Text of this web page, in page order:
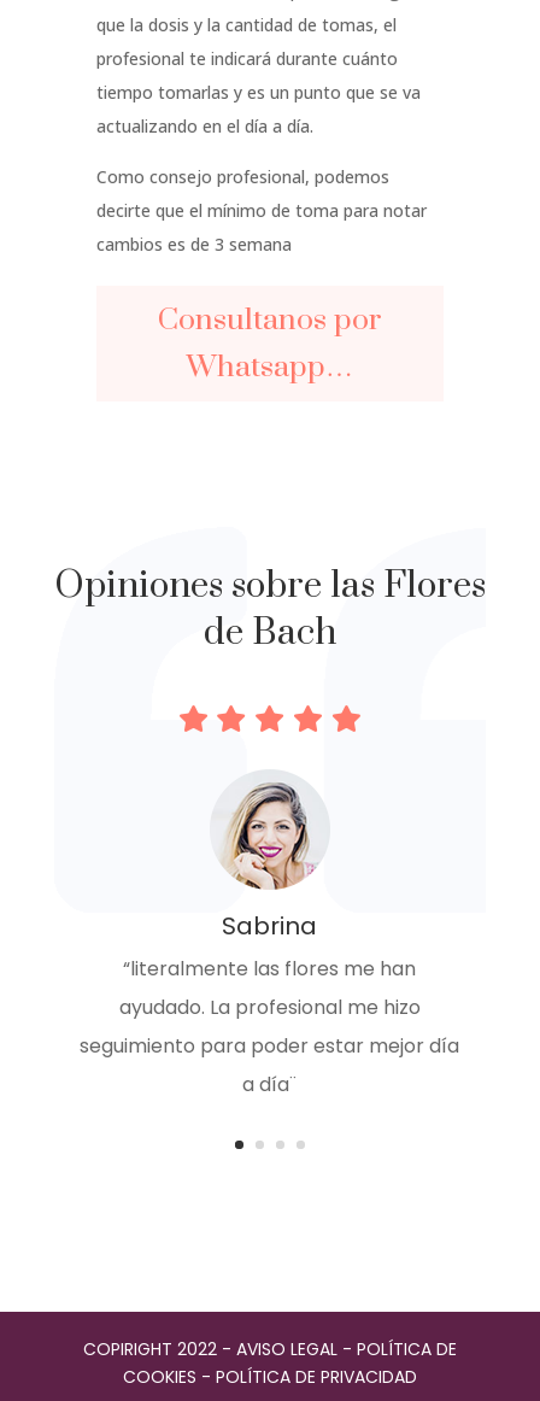
que la dosis y la cantidad de tomas, el
profesional te indicará durante cuánto
tiempo tomarlas y es un punto que se va
actualizando en el día a día.
Como consejo profesional, podemos
decirte que el mínimo de toma para notar
cambios es de 3 semana
Consultanos por
Whatsapp…
Opiniones sobre las Flores
de Bach
“Recomiendo mucho este lugar
sobre todo te hacen
seguimiento constante,
recomiendo.”
COPIRIGHT 2022 - AVISO LEGAL- POLÍTICA DE
COOKIES - POLÍTICA DE PRIVACIDAD